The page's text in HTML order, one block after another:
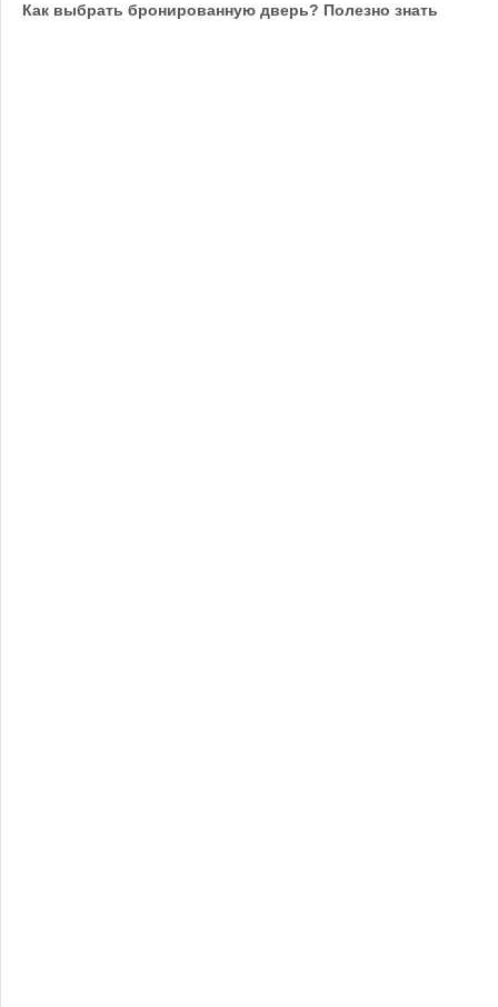
Как выбрать бронированную дверь? Полезно знать